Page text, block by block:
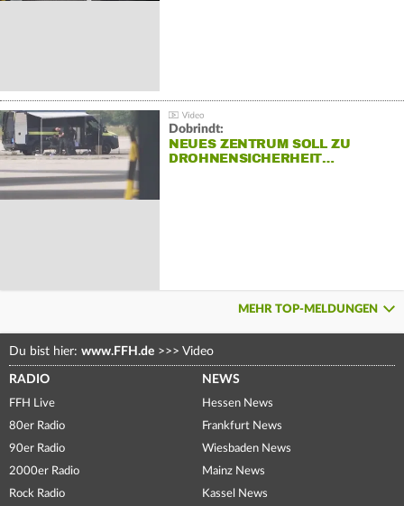
Dobrindt:
NEUES ZENTRUM SOLL ZU
DROHNENSICHERHEIT…
MEHR TOP-MELDUNGEN
Du bist hier: www.FFH.de >>> Video
RADIO
FFH Live
80er Radio
90er Radio
2000er Radio
Rock Radio
NEWS
Hessen News
Frankfurt News
Wiesbaden News
Mainz News
Kassel News